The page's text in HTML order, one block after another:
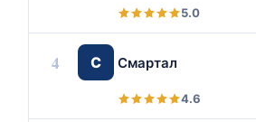
5.0
4 С Смартал
4.6